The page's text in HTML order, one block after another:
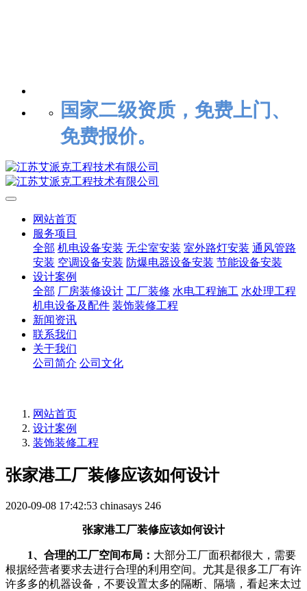
国家二级资质，免费上门、
免费报价。
网站首页
服务项目
全部 机电设备安装 无尘室安装 室外路灯安装 通风管路
安装 空调设备安装 防爆电器设备安装 节能设备安装
设计案例
全部 厂房装修设计 工厂装修 水电工程施工 水处理工程
机电设备及配件 装饰装修工程
新闻资讯
联系我们
关于我们
公司简介 公司文化
网站首页
设计案例
装饰装修工程
张家港工厂装修应该如何设计
2020-09-08 17:42:53 chinasays 246
张家港工厂装修应该如何设计
1、合理的工厂空间布局： 大部分工厂面积都很大，需要
根据经营者要求去进行合理的利用空间。尤其是很多工厂有许
许多多的机器设备，不要设置太多的隔断、隔墙，看起来太过